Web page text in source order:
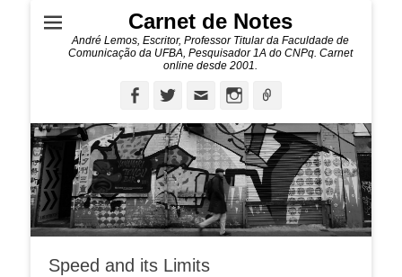
Carnet de Notes
André Lemos, Escritor, Professor Titular da Faculdade de
Comunicação da UFBA, Pesquisador 1A do CNPq. Carnet
online desde 2001.
FacebookTwitterEmail Instagram
Speed and its Limits